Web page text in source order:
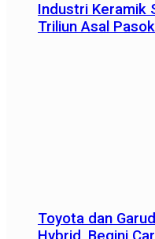
Industri Keramik
Triliun Asal
Toyota dan
Hybrid, Begini